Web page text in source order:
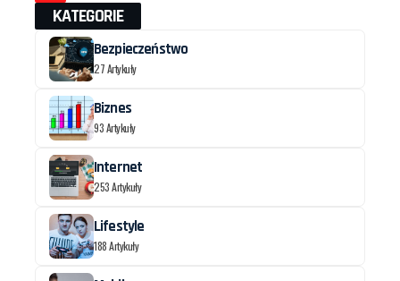
KATEGORIE
Bezpieczeństwo
27 Artykuły
Biznes
93 Artykuły
Internet
253 Artykuły
Lifestyle
188 Artykuły